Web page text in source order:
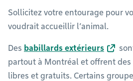
Sollicitez votre entourage pour
voudrait accueillir l’animal.
Des babillards extérieurs
partout à Montréal et offrent des
libres et gratuits. Certains